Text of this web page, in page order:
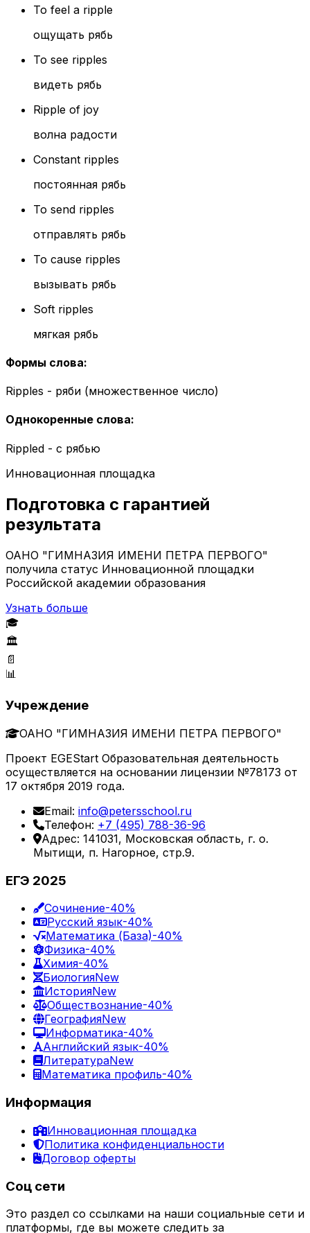
To feel a ripple
ощущать рябь
To see ripples
видеть рябь
Ripple of joy
волна радости
Constant ripples
постоянная рябь
To send ripples
отправлять рябь
To cause ripples
вызывать рябь
Soft ripples
мягкая рябь
Формы слова:
Ripples - ряби (множественное число)
Однокоренные слова:
Rippled - с рябью
Инновационная площадка
Подготовка с гарантией
результата
ОАНО "ГИМНАЗИЯ ИМЕНИ ПЕТРА ПЕРВОГО"
получила статус Инновационной площадки
Российской академии образования
Узнать больше
🎓
🏛️
📄
📊
Учреждение
ОАНО "ГИМНАЗИЯ ИМЕНИ ПЕТРА ПЕРВОГО"
Проект EGEStart Образовательная деятельность
осуществляется на основании лицензии №78173 от
17 октября 2019 года.
Email: info@petersschool.ru
Телефон: +7 (495) 788-36-96
Адрес: 141031, Московская область, г. о.
Мытищи, п. Нагорное, стр.9.
ЕГЭ 2025
Сочинение-40%
Русский язык-40%
Математика (База)-40%
Физика-40%
Химия-40%
БиологияNew
ИсторияNew
Обществознание-40%
ГеографияNew
Информатика-40%
Английский язык-40%
ЛитератураNew
Математика профиль-40%
Информация
Инновационная площадка
Политика конфиденциальности
Договор оферты
Соц сети
Это раздел со ссылками на наши социальные сети и
платформы, где вы можете следить за